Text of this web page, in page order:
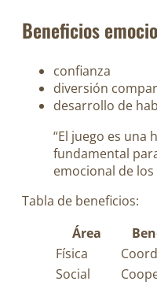
Beneficios
confianza
diversión
desarrollo de
“El juego es una
fundamental
emocional de los
Tabla de beneficios:
Área
Física
Social